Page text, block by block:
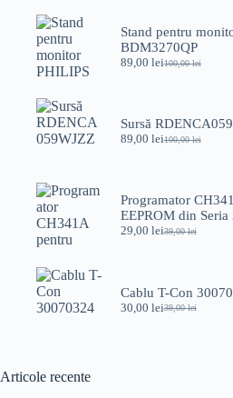
fost:
70,00 lei.
49,00 lei.
Stand pentru
BDM3270QP
100,00lei
Prețul
100,00 lei.
89,00 leiPrețul
Sursă
100,00lei
Prețul
100,00 lei.
89,00 leiPrețul
Programator
EEPROM din
39,00lei
Prețul
39,00 lei.
29,00 leiPrețul
Cablu T-Con
39,00lei
Prețul
30,00 leiPrețul
Articole recente